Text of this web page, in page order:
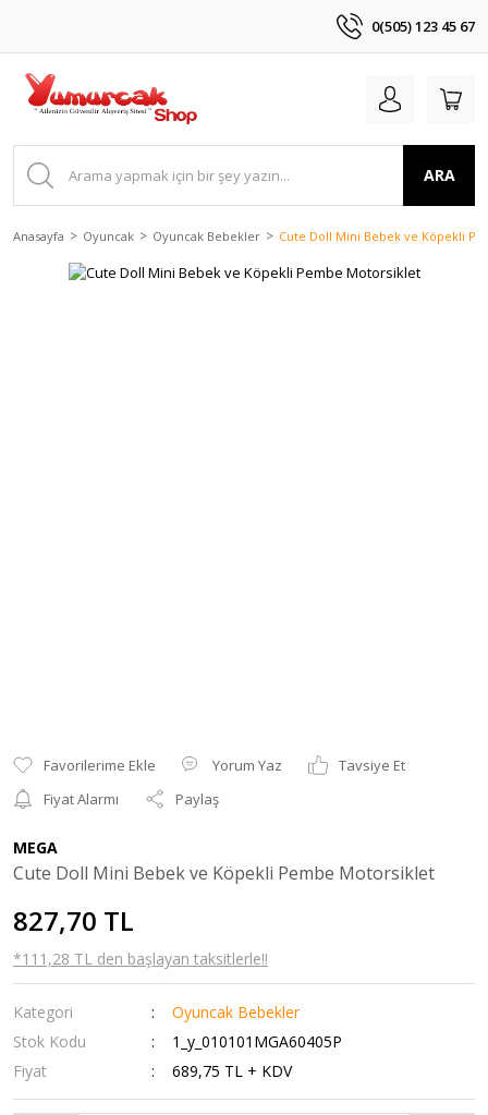
0(505) 123 45 67
ARA
Anasayfa Oyuncak Oyuncak Bebekler Cute Doll Mini Bebek ve Köpekli
Yorum Yaz
Tavsiye Et
Fiyat Alarmı
Paylaş
MEGA
Cute Doll Mini Bebek ve Köpekli Pembe Motorsiklet
827,70 TL
*111,28 TL den başlayan taksitlerle!!
Kategori
Oyuncak Bebekler
Stok Kodu
1_y_010101MGA60405P
Fiyat
689,75 TL + KDV